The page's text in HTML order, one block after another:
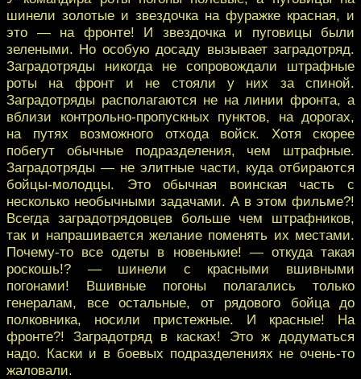
шинели золотые и звездочка на фуражке красная, и
это — на фронте! И звездочка и пуговицы были
зелеными. Но особую досаду вызывает заградотряд.
Заградотряды никогда не сопровождали штрафные
роты на фронт и не стояли у них за спиной.
Заградотряды располагаются не на линии фронта, а
вблизи контрольно-пропускных пунктов, на дорогах,
на путях возможного отхода войск. Хотя скорее
побегут обычные подразделения, чем штрафные.
Заградотряды — не элитные части, куда отбираются
бойцы-молодцы. Это обычная воинская часть с
несколько необычными задачами. А в этом фильме?!
Всегда заградотрядовцев больше чем штрафников,
так и напрашивается желание поменять их местами.
Почему-то все одеты в новенькие! — откуда такая
роскошь!? — шинели с красными вшивными
погонами! Вшивные погоны полагались только
генералам, все остальные, от рядового бойца до
полковника, носили пристежные. И красные! На
фронте?! Заградотряд в касках! Это ж додуматься
надо. Каски и в боевых подразделениях не очень-то
жаловали.